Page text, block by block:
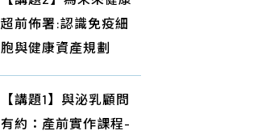
超前佈署:認識免疫細
胞與健康資產規劃
【講題1】與泌乳顧問
有約：產前實作課程-